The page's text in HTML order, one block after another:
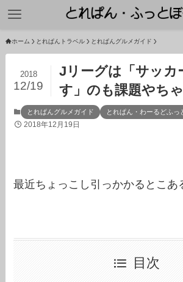
ホーム とれぱんトラベル とれぱんグルメガイド
Jリーグは「サッカ
す」のも課題やち
2018
12/19
とれぱんグルメガイド とれぱん・わーるどふっ
2018年12月19日
最近ちょっこし引っかかるとこあ
目次